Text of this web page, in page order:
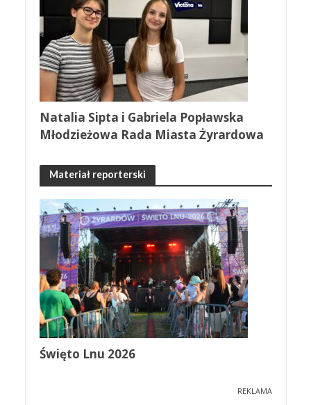
Natalia Sipta i Gabriela Popławska
Młodzieżowa Rada Miasta Żyrardowa
Materiał reporterski
Święto Lnu 2026
REKLAMA